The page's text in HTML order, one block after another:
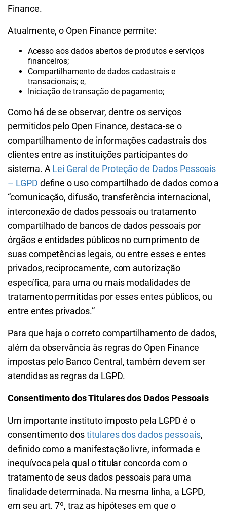
Finance.
Atualmente, o Open Finance permite:
Acesso aos dados abertos de produtos e serviços
financeiros;
Compartilhamento de dados cadastrais e
transacionais; e,
Iniciação de transação de pagamento;
Como há de se observar, dentre os serviços
permitidos pelo Open Finance, destaca-se o
compartilhamento de informações cadastrais dos
clientes entre as instituições participantes do
sistema. A Lei Geral de Proteção de Dados Pessoais
– LGPD define o uso compartilhado de dados como a
“comunicação, difusão, transferência internacional,
interconexão de dados pessoais ou tratamento
compartilhado de bancos de dados pessoais por
órgãos e entidades públicos no cumprimento de
suas competências legais, ou entre esses e entes
privados, reciprocamente, com autorização
específica, para uma ou mais modalidades de
tratamento permitidas por esses entes públicos, ou
entre entes privados.”
Para que haja o correto compartilhamento de dados,
além da observância às regras do Open Finance
impostas pelo Banco Central, também devem ser
atendidas as regras da LGPD.
Consentimento dos Titulares dos Dados Pessoais
Um importante instituto imposto pela LGPD é o
consentimento dostitulares dos dados pessoais,
definido como a manifestação livre, informada e
inequívoca pela qual o titular concorda com o
tratamento de seus dados pessoais para uma
finalidade determinada. Na mesma linha, a LGPD,
em seu art. 7º, traz as hipóteses em que o